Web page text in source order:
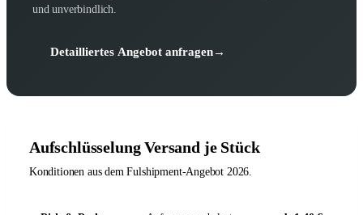
und unverbindlich.
Detailliertes Angebot anfragen→
Aufschlüsselung Versand je Stück
Konditionen aus dem Fulshipment-Angebot 2026.